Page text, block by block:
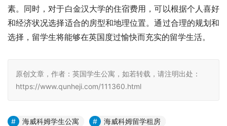
素。同时，对于白金汉大学的住宿费用，可以根据个人喜好
和经济状况选择适合的房型和地理位置。通过合理的规划和
选择，留学生将能够在英国度过愉快而充实的留学生活。
原创文章，作者：英国学生公寓，如若转载，请注明出处：
https://www.qunheji.com/111360.html
海威科姆学生公寓 海威科姆留学租房